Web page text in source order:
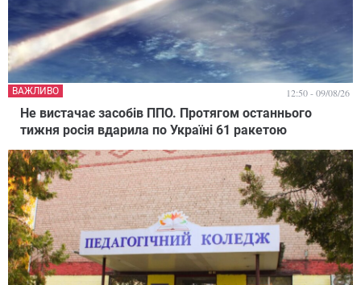
Не вистачає засобів ППО. Протягом останнього
тижня росія вдарила по Україні 61 ракетою
ВАЖЛИВО 12:50 - 09/08/26